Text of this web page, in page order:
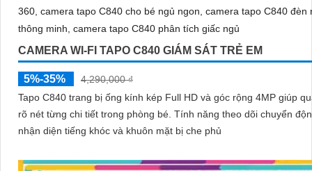
CAMERA WI-FI TAPO C840 GIÁM SÁT TRẺ EM
5%-35%
4,290,000 ₫
Tapo C840 trang bị ống kính kép Full HD và góc rộng 4MP giúp
rõ nét từng chi tiết trong phòng bé. Tính năng theo dõi chuyển động 360°,
nhận diện tiếng khóc và khuôn mặt bị che phủ